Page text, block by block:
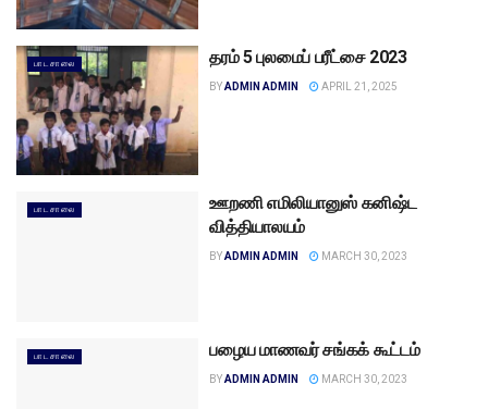
பாடசாலை தரம் 5 புலமைப் பரீட்சை 2023
BYADMIN ADMIN APRIL 21, 2025
பாடசாலை
ஊறணி எமிலியானுஸ் கனிஷ்ட
வித்தியாலயம்
BYADMIN ADMIN MARCH 30, 2023
பாடசாலை பழைய மாணவர் சங்கக் கூட்டம்
BYADMIN ADMIN MARCH 30, 2023